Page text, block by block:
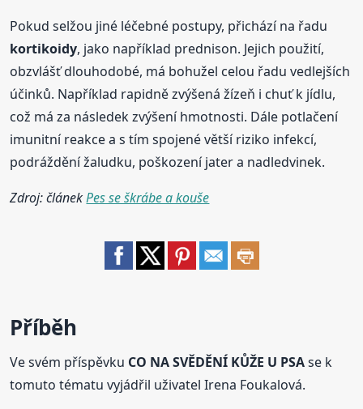
Pokud selžou jiné léčebné postupy, přichází na řadu
kortikoidy, jako například prednison. Jejich použití,
obzvlášť dlouhodobé, má bohužel celou řadu vedlejších
účinků. Například rapidně zvýšená žízeň i chuť k jídlu,
což má za následek zvýšení hmotnosti. Dále potlačení
imunitní reakce a s tím spojené větší riziko infekcí,
podráždění žaludku, poškození jater a nadledvinek.
Zdroj: článekPes se škrábe a kouše
Příběh
Ve svém příspěvku CO NA SVĚDĚNÍ KŮŽE U PSAse k
tomuto tématu vyjádřil uživatel Irena Foukalová.